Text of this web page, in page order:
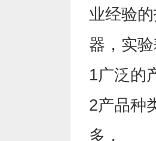
业经验
器，实
1广泛的
2产品种
多，